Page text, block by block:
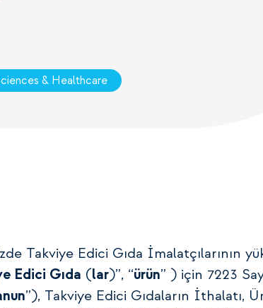
& Healthcare
Takviye Edici Gıda İmalatçılarının
Edici Gıda (lar)”, “ürün” ) için 7223
”), Takviye Edici Gıdaların İthalatı,